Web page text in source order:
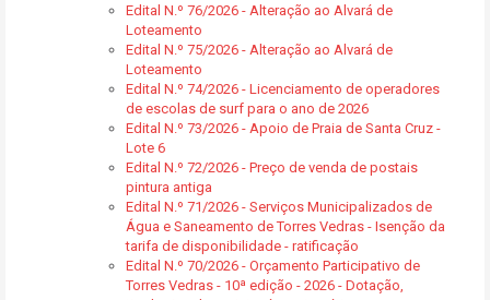
Edital N.º 76/2026 - Alteração ao Alvará de
Loteamento
Edital N.º 75/2026 - Alteração ao Alvará de
Loteamento
Edital N.º 74/2026 - Licenciamento de operadores
de escolas de surf para o ano de 2026
Edital N.º 73/2026 - Apoio de Praia de Santa Cruz -
Lote 6
Edital N.º 72/2026 - Preço de venda de postais
pintura antiga
Edital N.º 71/2026 - Serviços Municipalizados de
Água e Saneamento de Torres Vedras - Isenção da
tarifa de disponibilidade - ratificação
Edital N.º 70/2026 - Orçamento Participativo de
Torres Vedras - 10ª edição - 2026 - Dotação,